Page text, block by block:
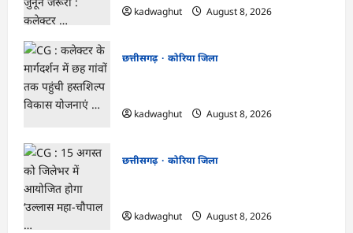
kadwaghut August 8, 2026
छत्तीसगढ़
कोरिया जिला
kadwaghut
August 8, 2026
छत्तीसगढ़
कोरिया जिला
kadwaghut
August 8, 2026